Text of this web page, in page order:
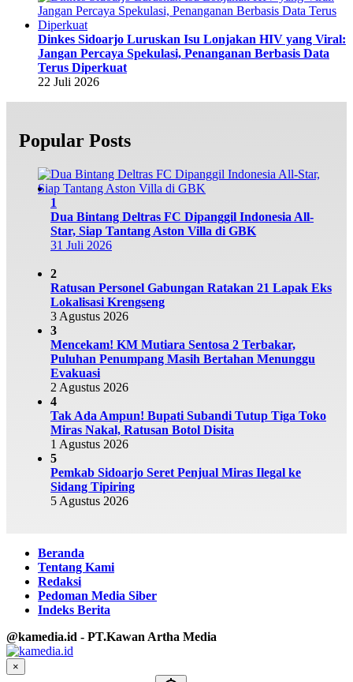
Dinkes Sidoarjo Luruskan Isu Lonjakan HIV yang Viral:
Jangan Percaya Spekulasi, Penanganan Berbasis Data
Terus Diperkuat
22 Juli 2026
Popular Posts
1
Dua Bintang Deltras FC Dipanggil Indonesia All-
Star, Siap Tantang Aston Villa di GBK
31 Juli 2026
2
Ratusan Personel Gabungan Ratakan 21 Lapak Eks
Lokalisasi Krengseng
3 Agustus 2026
3
Mencekam! KM Mutiara Sentosa 2 Terbakar,
Puluhan Penumpang Masih Bertahan Menunggu
Evakuasi
2 Agustus 2026
4
Tak Ada Ampun! Bupati Subandi Tutup Tiga Toko
Miras Nakal, Ratusan Botol Disita
1 Agustus 2026
5
Pemkab Sidoarjo Seret Penjual Miras Ilegal ke
Sidang Tipiring
5 Agustus 2026
Beranda
Tentang Kami
Redaksi
Pedoman Media Siber
Indeks Berita
@kamedia.id - PT.Kawan Artha Media
×